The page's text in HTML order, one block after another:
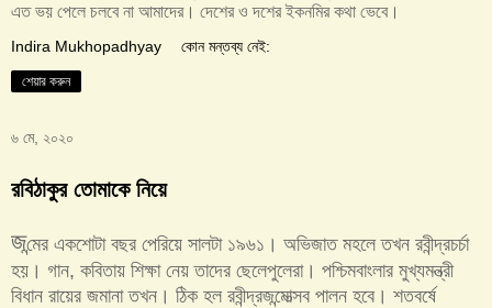
এত ভয় পেলে চলবে না আমাদের। দেশের ও দশের ইকনমির কথা ভেবে।
Indira Mukhopadhyay কোন মন্তব্য নেই:
শেয়ার করুন
৬ মে, ২০২০
রবিঠাকুর তোমাকে নিয়ে
জন্মের একশোটা বছর পেরিয়ে সালটা ১৯৬১। অভিজাত মহলে তখন রবীন্দ্রচর্চা
হয়। গান, কবিতায় শিক্ষা নেয় তাদের ছেলেপুলেরা। পশ্চিমবাংলার মুখ্যমন্ত্রী
বিধান রায়ের জমানা তখন। ঠিক হল রবীন্দ্রজন্মোত্সব পালন হবে। শতবর্ষে